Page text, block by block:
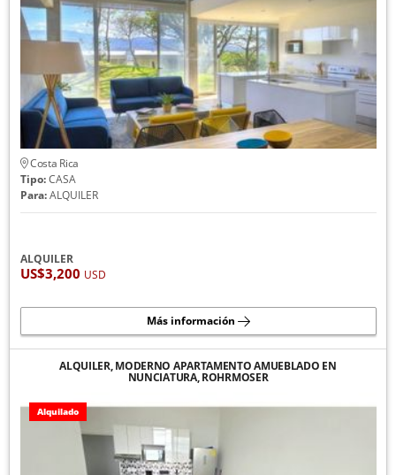
Costa Rica
Tipo:CASA
Para:ALQUILER
ALQUILER
US$3,200 USD
Más información
ALQUILER, MODERNO APARTAMENTO AMUEBLADO EN
NUNCIATURA, ROHRMOSER
Alquilado